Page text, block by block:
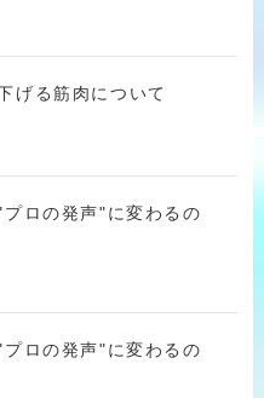
げる筋肉について
ロの発声"に変わるの
ロの発声"に変わるの